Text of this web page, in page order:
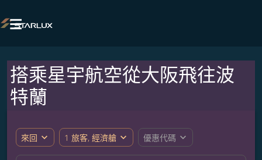

搭乘星宇航空從大阪飛往波
特蘭
來回 expand_more 1 旅客, 經濟艙 expand_more 優惠代碼 expand_more